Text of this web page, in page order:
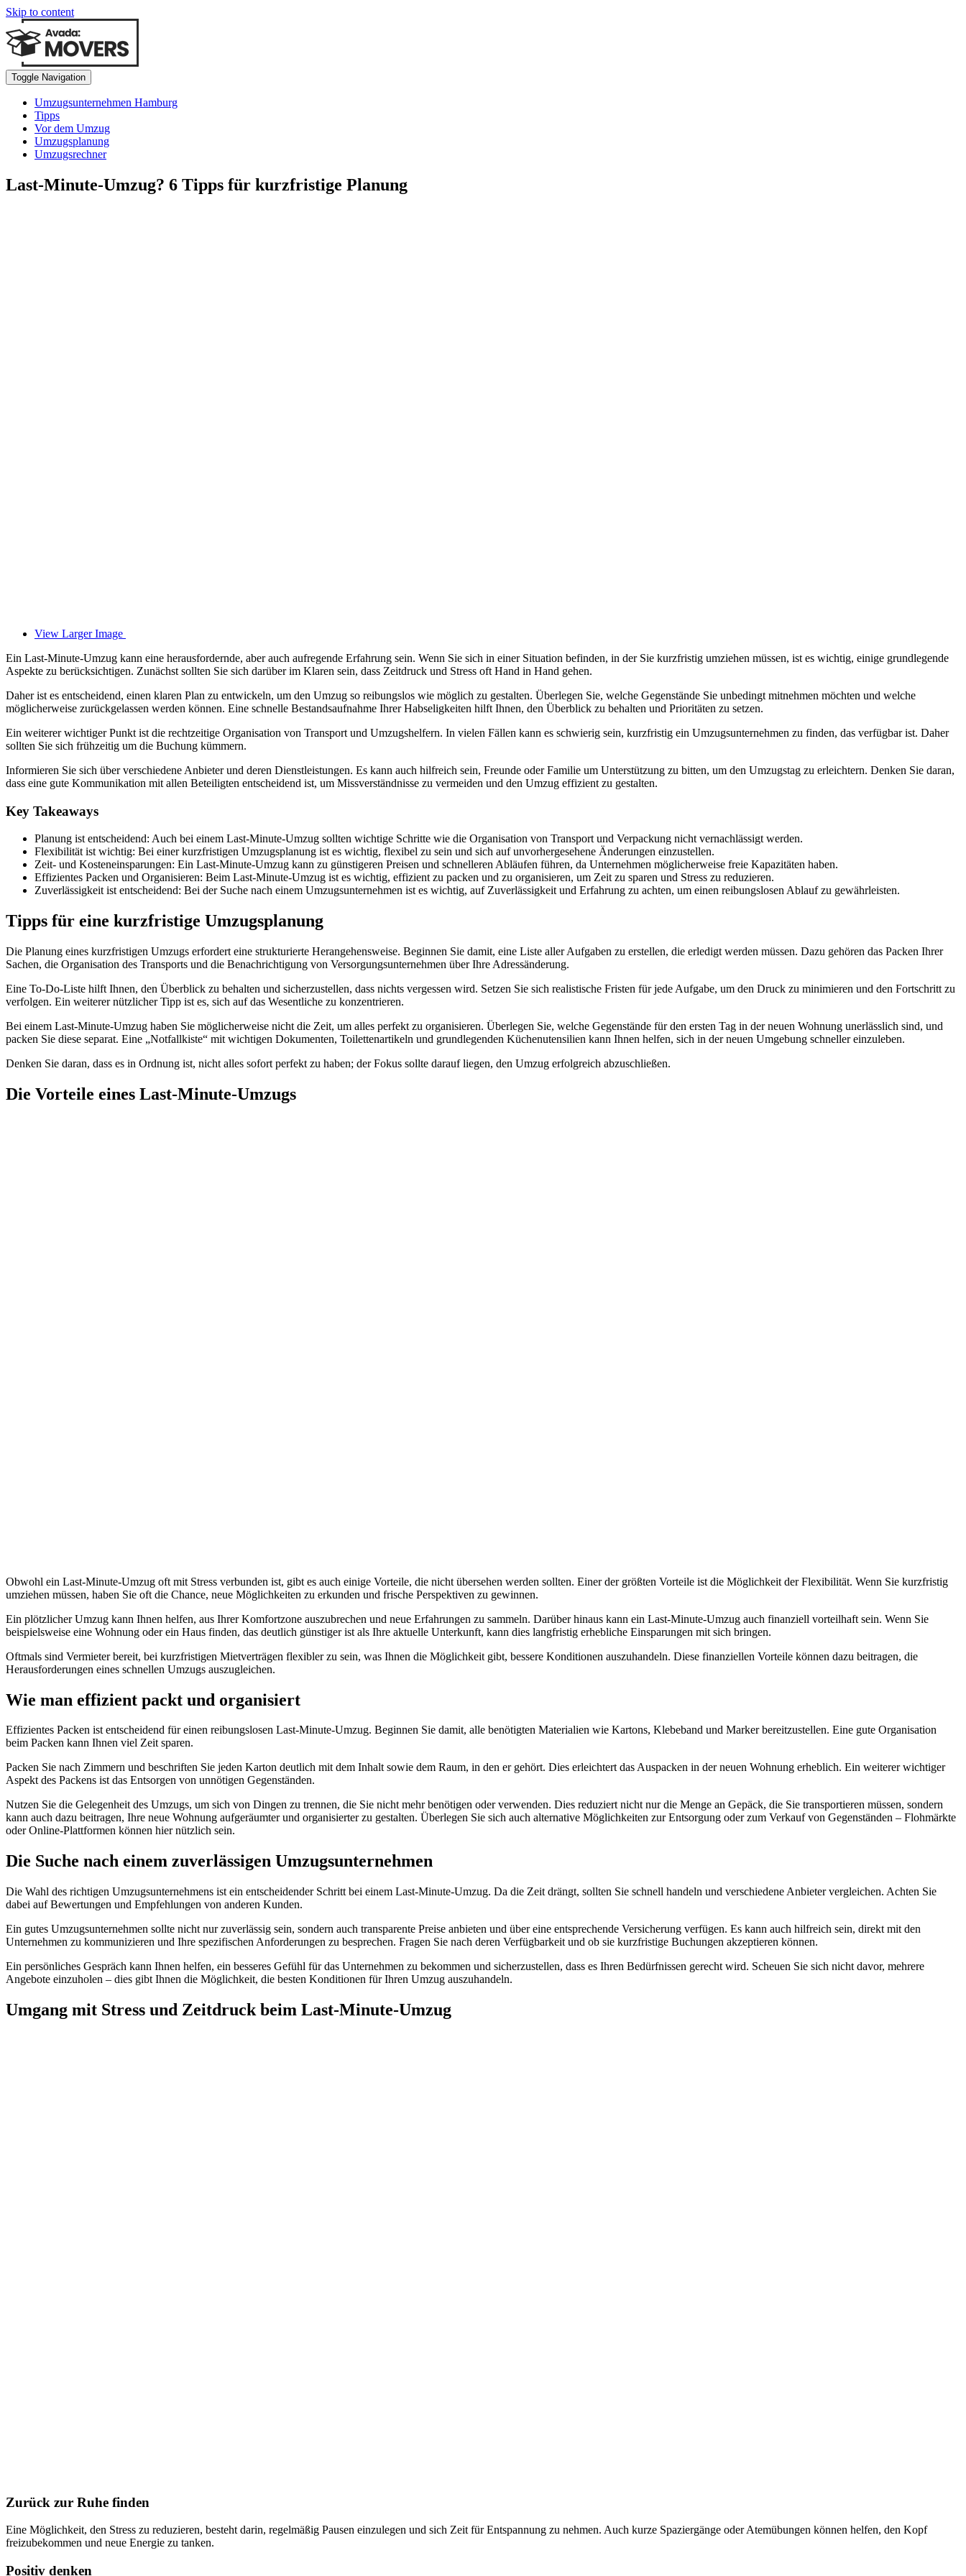
Skip to content
Toggle Navigation
Umzugsunternehmen Hamburg
Tipps
Vor dem Umzug
Umzugsplanung
Umzugsrechner
Last-Minute-Umzug? 6 Tipps für kurzfristige Planung
View Larger Image
Ein Last-Minute-Umzug kann eine herausfordernde, aber auch aufregende Erfahrung sein. Wenn Sie sich in einer Situation befinden, in der Sie kurzfristig umziehen müssen, ist es wichtig, einige grundlegende
Aspekte zu berücksichtigen. Zunächst sollten Sie sich darüber im Klaren sein, dass Zeitdruck und Stress oft Hand in Hand gehen.
Daher ist es entscheidend, einen klaren Plan zu entwickeln, um den Umzug so reibungslos wie möglich zu gestalten. Überlegen Sie, welche Gegenstände Sie unbedingt mitnehmen möchten und welche
möglicherweise zurückgelassen werden können. Eine schnelle Bestandsaufnahme Ihrer Habseligkeiten hilft Ihnen, den Überblick zu behalten und Prioritäten zu setzen.
Ein weiterer wichtiger Punkt ist die rechtzeitige Organisation von Transport und Umzugshelfern. In vielen Fällen kann es schwierig sein, kurzfristig ein Umzugsunternehmen zu finden, das verfügbar ist. Daher
sollten Sie sich frühzeitig um die Buchung kümmern.
Informieren Sie sich über verschiedene Anbieter und deren Dienstleistungen. Es kann auch hilfreich sein, Freunde oder Familie um Unterstützung zu bitten, um den Umzugstag zu erleichtern. Denken Sie daran,
dass eine gute Kommunikation mit allen Beteiligten entscheidend ist, um Missverständnisse zu vermeiden und den Umzug effizient zu gestalten.
Key Takeaways
Planung ist entscheidend: Auch bei einem Last-Minute-Umzug sollten wichtige Schritte wie die Organisation von Transport und Verpackung nicht vernachlässigt werden.
Flexibilität ist wichtig: Bei einer kurzfristigen Umzugsplanung ist es wichtig, flexibel zu sein und sich auf unvorhergesehene Änderungen einzustellen.
Zeit- und Kosteneinsparungen: Ein Last-Minute-Umzug kann zu günstigeren Preisen und schnelleren Abläufen führen, da Unternehmen möglicherweise freie Kapazitäten haben.
Effizientes Packen und Organisieren: Beim Last-Minute-Umzug ist es wichtig, effizient zu packen und zu organisieren, um Zeit zu sparen und Stress zu reduzieren.
Zuverlässigkeit ist entscheidend: Bei der Suche nach einem Umzugsunternehmen ist es wichtig, auf Zuverlässigkeit und Erfahrung zu achten, um einen reibungslosen Ablauf zu gewährleisten.
Tipps für eine kurzfristige Umzugsplanung
Die Planung eines kurzfristigen Umzugs erfordert eine strukturierte Herangehensweise. Beginnen Sie damit, eine Liste aller Aufgaben zu erstellen, die erledigt werden müssen. Dazu gehören das Packen Ihrer
Sachen, die Organisation des Transports und die Benachrichtigung von Versorgungsunternehmen über Ihre Adressänderung.
Eine To-Do-Liste hilft Ihnen, den Überblick zu behalten und sicherzustellen, dass nichts vergessen wird. Setzen Sie sich realistische Fristen für jede Aufgabe, um den Druck zu minimieren und den Fortschritt zu
verfolgen. Ein weiterer nützlicher Tipp ist es, sich auf das Wesentliche zu konzentrieren.
Bei einem Last-Minute-Umzug haben Sie möglicherweise nicht die Zeit, um alles perfekt zu organisieren. Überlegen Sie, welche Gegenstände für den ersten Tag in der neuen Wohnung unerlässlich sind, und
packen Sie diese separat. Eine „Notfallkiste“ mit wichtigen Dokumenten, Toilettenartikeln und grundlegenden Küchenutensilien kann Ihnen helfen, sich in der neuen Umgebung schneller einzuleben.
Denken Sie daran, dass es in Ordnung ist, nicht alles sofort perfekt zu haben; der Fokus sollte darauf liegen, den Umzug erfolgreich abzuschließen.
Die Vorteile eines Last-Minute-Umzugs
Obwohl ein Last-Minute-Umzug oft mit Stress verbunden ist, gibt es auch einige Vorteile, die nicht übersehen werden sollten. Einer der größten Vorteile ist die Möglichkeit der Flexibilität. Wenn Sie kurzfristig
umziehen müssen, haben Sie oft die Chance, neue Möglichkeiten zu erkunden und frische Perspektiven zu gewinnen.
Ein plötzlicher Umzug kann Ihnen helfen, aus Ihrer Komfortzone auszubrechen und neue Erfahrungen zu sammeln. Darüber hinaus kann ein Last-Minute-Umzug auch finanziell vorteilhaft sein. Wenn Sie
beispielsweise eine Wohnung oder ein Haus finden, das deutlich günstiger ist als Ihre aktuelle Unterkunft, kann dies langfristig erhebliche Einsparungen mit sich bringen.
Oftmals sind Vermieter bereit, bei kurzfristigen Mietverträgen flexibler zu sein, was Ihnen die Möglichkeit gibt, bessere Konditionen auszuhandeln. Diese finanziellen Vorteile können dazu beitragen, die
Herausforderungen eines schnellen Umzugs auszugleichen.
Wie man effizient packt und organisiert
Effizientes Packen ist entscheidend für einen reibungslosen Last-Minute-Umzug. Beginnen Sie damit, alle benötigten Materialien wie Kartons, Klebeband und Marker bereitzustellen. Eine gute Organisation
beim Packen kann Ihnen viel Zeit sparen.
Packen Sie nach Zimmern und beschriften Sie jeden Karton deutlich mit dem Inhalt sowie dem Raum, in den er gehört. Dies erleichtert das Auspacken in der neuen Wohnung erheblich. Ein weiterer wichtiger
Aspekt des Packens ist das Entsorgen von unnötigen Gegenständen.
Nutzen Sie die Gelegenheit des Umzugs, um sich von Dingen zu trennen, die Sie nicht mehr benötigen oder verwenden. Dies reduziert nicht nur die Menge an Gepäck, die Sie transportieren müssen, sondern
kann auch dazu beitragen, Ihre neue Wohnung aufgeräumter und organisierter zu gestalten. Überlegen Sie sich auch alternative Möglichkeiten zur Entsorgung oder zum Verkauf von Gegenständen – Flohmärkte
oder Online-Plattformen können hier nützlich sein.
Die Suche nach einem zuverlässigen Umzugsunternehmen
Die Wahl des richtigen Umzugsunternehmens ist ein entscheidender Schritt bei einem Last-Minute-Umzug. Da die Zeit drängt, sollten Sie schnell handeln und verschiedene Anbieter vergleichen. Achten Sie
dabei auf Bewertungen und Empfehlungen von anderen Kunden.
Ein gutes Umzugsunternehmen sollte nicht nur zuverlässig sein, sondern auch transparente Preise anbieten und über eine entsprechende Versicherung verfügen. Es kann auch hilfreich sein, direkt mit den
Unternehmen zu kommunizieren und Ihre spezifischen Anforderungen zu besprechen. Fragen Sie nach deren Verfügbarkeit und ob sie kurzfristige Buchungen akzeptieren können.
Ein persönliches Gespräch kann Ihnen helfen, ein besseres Gefühl für das Unternehmen zu bekommen und sicherzustellen, dass es Ihren Bedürfnissen gerecht wird. Scheuen Sie sich nicht davor, mehrere
Angebote einzuholen – dies gibt Ihnen die Möglichkeit, die besten Konditionen für Ihren Umzug auszuhandeln.
Umgang mit Stress und Zeitdruck beim Last-Minute-Umzug
Zurück zur Ruhe finden
Eine Möglichkeit, den Stress zu reduzieren, besteht darin, regelmäßig Pausen einzulegen und sich Zeit für Entspannung zu nehmen. Auch kurze Spaziergänge oder Atemübungen können helfen, den Kopf
freizubekommen und neue Energie zu tanken.
Positiv denken